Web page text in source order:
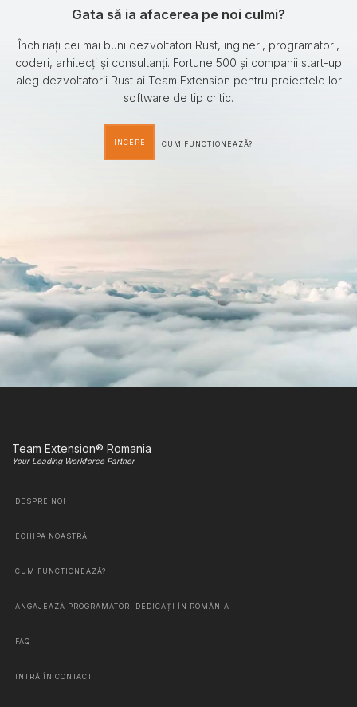
Gata să ia afacerea pe noi culmi?
Închiriați cei mai buni dezvoltatori Rust, ingineri, programatori,
coderi, arhitecți și consultanți. Fortune 500 și companii start-up
aleg dezvoltatorii Rust ai Team Extension pentru proiectele lor
software de tip critic.
INCEPE CUM FUNCTIONEAZÃ?
Team Extension® Romania
Your Leading Workforce Partner
DESPRE NOI
ECHIPA NOASTRĂ
CUM FUNCTIONEAZÃ?
ANGAJEAZĂ PROGRAMATORI DEDICAȚI ÎN ROMÂNIA
FAQ
INTRĂ ÎN CONTACT